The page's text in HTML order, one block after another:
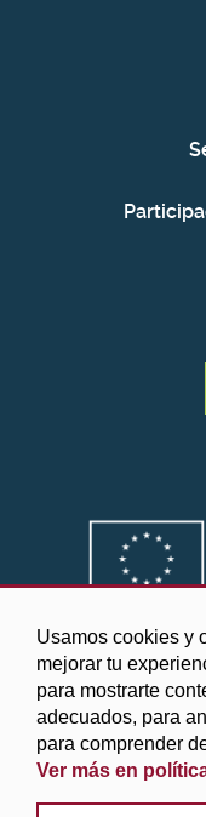
Usamos cookies y
mejorar tu
para mostrarte
adecuados, para
para comprender
Ver más en
©2025